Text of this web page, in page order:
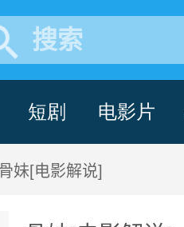
搜索
短剧 电影片
妹[电影解说]